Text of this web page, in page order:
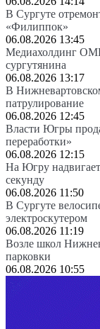
В Сургуте
«Филиппок»
06.08.2026 13:45
Медиахолдинг
сургутянина
06.08.2026 13:17
В
патрулирование
06.08.2026 12:45
Власти Югры
переработки»
06.08.2026 12:15
На Югру
секунду
06.08.2026 11:50
В Сургуте
электроскутером
06.08.2026 11:19
Возле школ
парковки
06.08.2026 10:55